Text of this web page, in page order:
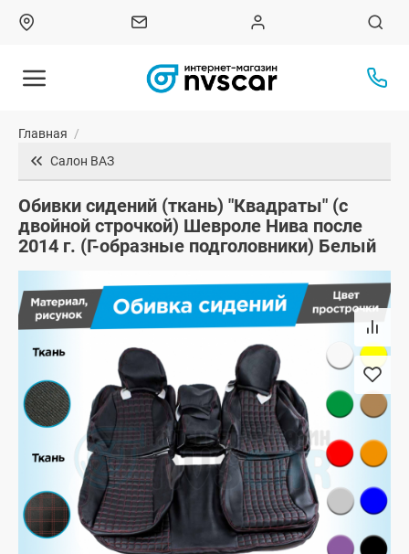
Главная /
Салон ВАЗ
Обивки сидений (ткань) "Квадраты" (с
двойной строчкой) Шевроле Нива после
2014 г. (Г-образные подголовники) Белый